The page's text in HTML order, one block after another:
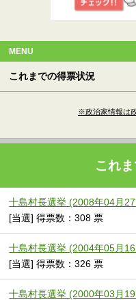
MENU
これまでの得票状況
※政治家情報は
これ
十島村長選挙 (2008年04月
[当選] 得票数：308 票
十島村長選挙 (2004年05月
[当選] 得票数：326 票
十島村長選挙 (2000年03月